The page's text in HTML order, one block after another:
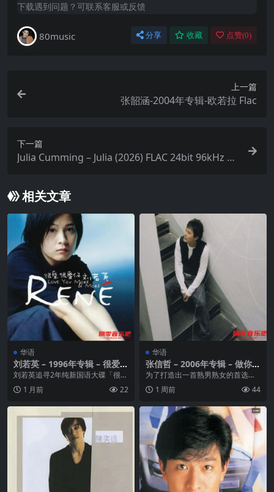
下载遇到问题？可联系客服或反馈
80music 分享 收藏 点赞(0)
上一篇
张韶涵-2004年专辑-欧若拉 Flac
下一篇
Julia Cumming – Julia (2026) FLAC 24bit 96kHz q
相关文章
华语
刘若英 – 1996年专辑 – 很爱很
爱你 Flac
刘若英追寻2年纯新国语大碟「很爱
很爱你」,以最纯净原始的自己面对
所有歌迷。整张专...
1 月前 22
华语
张信哲 – 2006年专辑 – 做你的
男人 wav
为了打造出一首熟男熟女的首选歌
曲，张信哲邀请了合作多次的陈小
霞为他量身创作歌曲《...
1 周前 44